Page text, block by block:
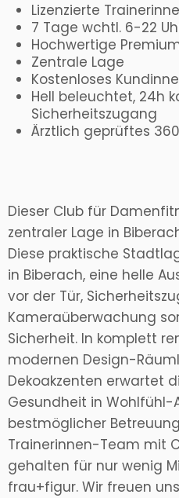
Lizenzierte
7 Tage wchtl. 6-22
Hochwertige
Zentrale Lage
Kostenloses
Hell beleuchtet, 24h
Sicherheitszugang
Ärztlich geprüftes
Dieser Club für
zentraler Lage in
Diese praktische
in Biberach, eine helle
vor der Tür,
Kameraüberwachung
Sicherheit. In komplett
modernen Design-
Dekoakzenten erwartet
Gesundheit in
bestmöglicher
Trainerinnen-Team mit
gehalten für nur wenig
frau+figur. Wir freuen